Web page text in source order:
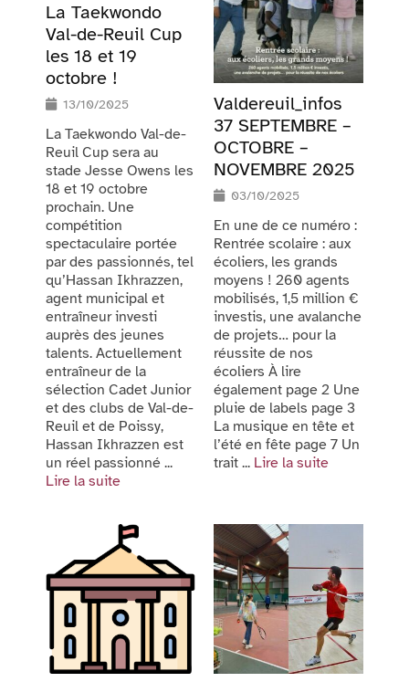
La Taekwondo
Val-de-Reuil Cup
les 18 et 19
octobre !
13/10/2025
La Taekwondo Val-de-
Reuil Cup sera au
stade Jesse Owens les
18 et 19 octobre
prochain. Une
compétition
spectaculaire portée
par des passionnés, tel
qu’Hassan Ikhrazzen,
agent municipal et
entraîneur investi
auprès des jeunes
talents. Actuellement
entraîneur de la
sélection Cadet Junior
et des clubs de Val-de-
Reuil et de Poissy,
Hassan Ikhrazzen est
un réel passionné ...
Lire la suite
Valdereuil_infos
37 SEPTEMBRE –
OCTOBRE –
NOVEMBRE 2025
03/10/2025
En une de ce numéro :
Rentrée scolaire : aux
écoliers, les grands
moyens ! 260 agents
mobilisés, 1,5 million €
investis, une avalanche
de projets… pour la
réussite de nos
écoliers À lire
également page 2 Une
pluie de labels page 3
La musique en tête et
l’été en fête page 7 Un
trait ... Lire la suite